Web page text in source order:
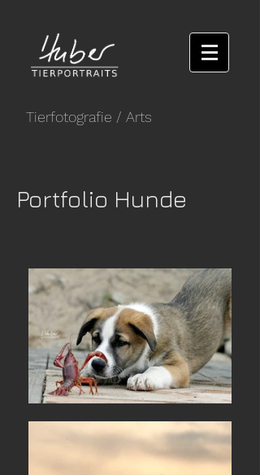
Tierfotografie / Arts
Portfolio Hunde